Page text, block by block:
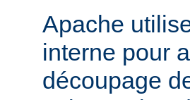
Apache
interne pour
découpage